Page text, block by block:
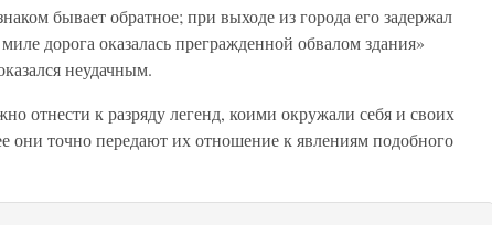
бывает обратное; при выходе из города его задержал
дорога оказалась прегражденной обвалом здания»
неудачным.
отнести к разряду легенд, коими окружали себя и своих
они точно передают их отношение к явлениям подобного